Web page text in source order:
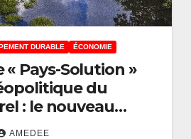
DURABLE ÉCONOMIE
Pays-Solution »
du
: le nouveau
congolaise
AMEDEE